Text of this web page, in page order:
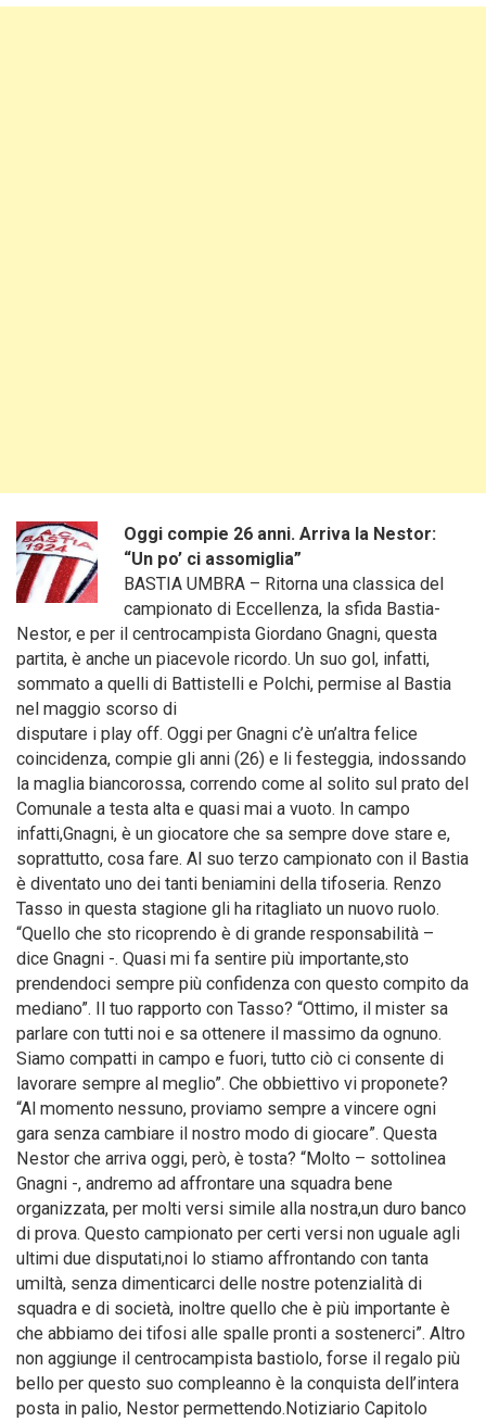
Oggi compie 26 anni. Arriva la Nestor:
“Un po’ ci assomiglia”
BASTIA UMBRA – Ritorna una classica del
campionato di Eccellenza, la sfida Bastia-
Nestor, e per il centrocampista Giordano Gnagni, questa
partita, è anche un piacevole ricordo. Un suo gol, infatti,
sommato a quelli di Battistelli e Polchi, permise al Bastia
nel maggio scorso di
disputare i play off. Oggi per Gnagni c’è un’altra felice
coincidenza, compie gli anni (26) e li festeggia, indossando
la maglia biancorossa, correndo come al solito sul prato del
Comunale a testa alta e quasi mai a vuoto. In campo
infatti,Gnagni, è un giocatore che sa sempre dove stare e,
soprattutto, cosa fare. Al suo terzo campionato con il Bastia
è diventato uno dei tanti beniamini della tifoseria. Renzo
Tasso in questa stagione gli ha ritagliato un nuovo ruolo.
“Quello che sto ricoprendo è di grande responsabilità –
dice Gnagni -. Quasi mi fa sentire più importante,sto
prendendoci sempre più confidenza con questo compito da
mediano”. Il tuo rapporto con Tasso? “Ottimo, il mister sa
parlare con tutti noi e sa ottenere il massimo da ognuno.
Siamo compatti in campo e fuori, tutto ciò ci consente di
lavorare sempre al meglio”. Che obbiettivo vi proponete?
“Al momento nessuno, proviamo sempre a vincere ogni
gara senza cambiare il nostro modo di giocare”. Questa
Nestor che arriva oggi, però, è tosta? “Molto – sottolinea
Gnagni -, andremo ad affrontare una squadra bene
organizzata, per molti versi simile alla nostra,un duro banco
di prova. Questo campionato per certi versi non uguale agli
ultimi due disputati,noi lo stiamo affrontando con tanta
umiltà, senza dimenticarci delle nostre potenzialità di
squadra e di società, inoltre quello che è più importante è
che abbiamo dei tifosi alle spalle pronti a sostenerci”. Altro
non aggiunge il centrocampista bastiolo, forse il regalo più
bello per questo suo compleanno è la conquista dell’intera
posta in palio, Nestor permettendo.Notiziario Capitolo